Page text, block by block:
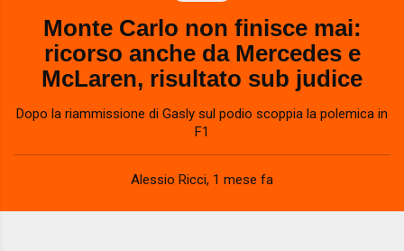
Monte Carlo non finisce mai:
ricorso anche da Mercedes e
McLaren, risultato sub judice
Dopo la riammissione di Gasly sul podio scoppia la polemica in
F1
Alessio Ricci, 1 mese fa